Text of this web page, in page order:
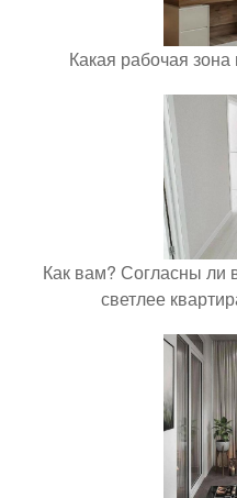
Какая рабочая
Как вам? Согласны ли
светлее